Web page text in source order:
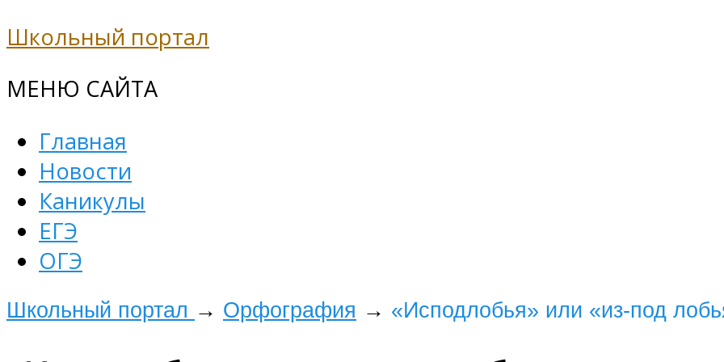
Школьный портал
МЕНЮ САЙТА
Главная
Новости
Каникулы
ЕГЭ
ОГЭ
Школьный портал → Орфография → «Исподлобья» или «из-под